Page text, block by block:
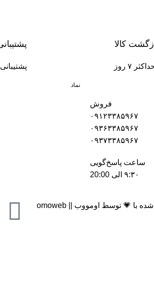
کالا
۷ روز
فروش
۰۹۱۲۳۳۸۵۹۶۷
۰۹۳۶۳۳۸۵۹۶۷
۰۹۳۷۳۳۸۵۹۶۷
ساعت پاسخ‌گویی
۹:۳۰ الی 20:00
نماد
با 💗 توسط اومووب || omoweb